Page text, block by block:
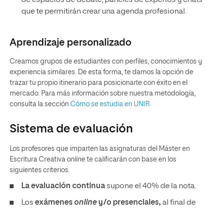
que te permitirán crear una agenda profesional.
Aprendizaje personalizado
Creamos grupos de estudiantes con perfiles, conocimientos y
experiencia similares. De esta forma, te damos la opción de
trazar tu propio itinerario para posicionarte con éxito en el
mercado. Para más información sobre nuestra metodología,
consulta la sección Cómo se estudia en UNIR.
Sistema de evaluación
Los profesores que imparten las asignaturas del Máster en
Escritura Creativa online te calificarán con base en los
siguientes criterios.
La evaluación continuasupone el 40% de la nota.
Los exámenesonline y/o presenciales,al final de